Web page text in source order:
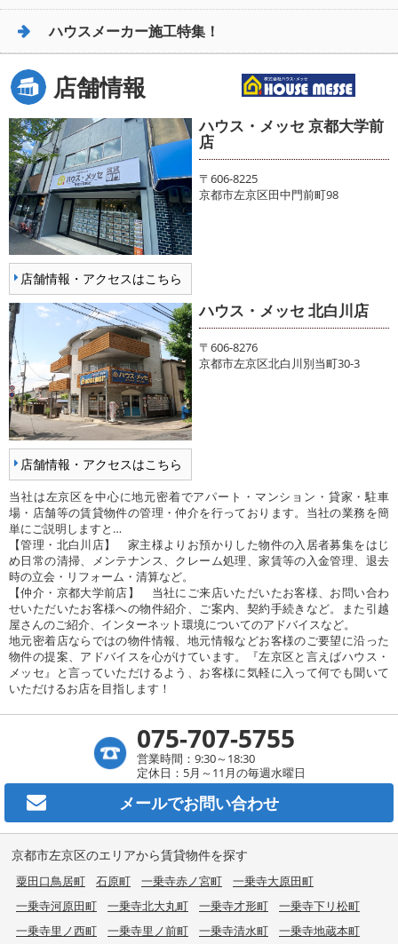
ハウスメーカー施工特集！
店舗情報
店舗情報・アクセスはこちら
ハウス・メッセ 京都大学前
店
〒606-8225
京都市左京区田中門前町98
店舗情報・アクセスはこちら
ハウス・メッセ 北白川店
〒606-8276
京都市左京区北白川別当町30-3
当社は左京区を中心に地元密着でアパート・マンション・貸家・駐車
場・店舗等の賃貸物件の管理・仲介を行っております。当社の業務を簡
単にご説明しますと…
【管理・北白川店】 家主様よりお預かりした物件の入居者募集をはじ
め日常の清掃、メンテナンス、クレーム処理、家賃等の入金管理、退去
時の立会・リフォーム・清算など。
【仲介・京都大学前店】 当社にご来店いただいたお客様、お問い合わ
せいただいたお客様への物件紹介、ご案内、契約手続きなど。また引越
屋さんのご紹介、インターネット環境についてのアドバイスなど。
地元密着店ならではの物件情報、地元情報などお客様のご要望に沿った
物件の提案、アドバイスを心がけています。『左京区と言えばハウス・
メッセ』と言っていただけるよう、お客様に気軽に入って何でも聞いて
いただけるお店を目指します！
075-707-5755
営業時間：9:30～18:30
定休日：5月～11月の毎週水曜日
メールでお問い合わせ
京都市左京区のエリアから賃貸物件を探す
粟田口鳥居町 石原町 一乗寺赤ノ宮町
一乗寺大原田町
一乗寺河原田町
一乗寺北大丸町 一乗寺才形町
一乗寺下リ松町
一乗寺里ノ西町
一乗寺里ノ前町 一乗寺清水町
一乗寺地蔵本町